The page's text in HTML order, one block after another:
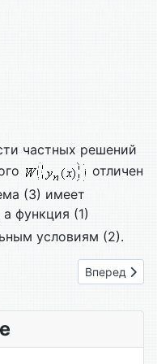
частных решений
отличен
(3) имеет
а функция (1)
условиям (2).
система решений
Следующий:
Вперед